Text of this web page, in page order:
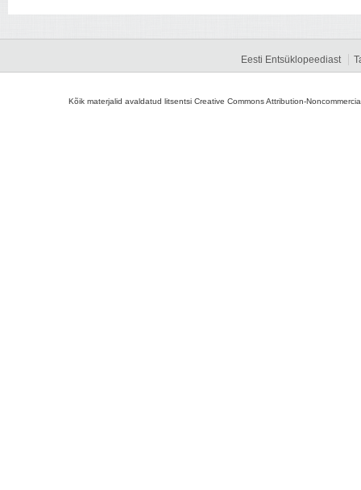
Eesti Entsüklopeediast
Kõik materjalid avaldatud litsentsi Creative Commons Attribution-